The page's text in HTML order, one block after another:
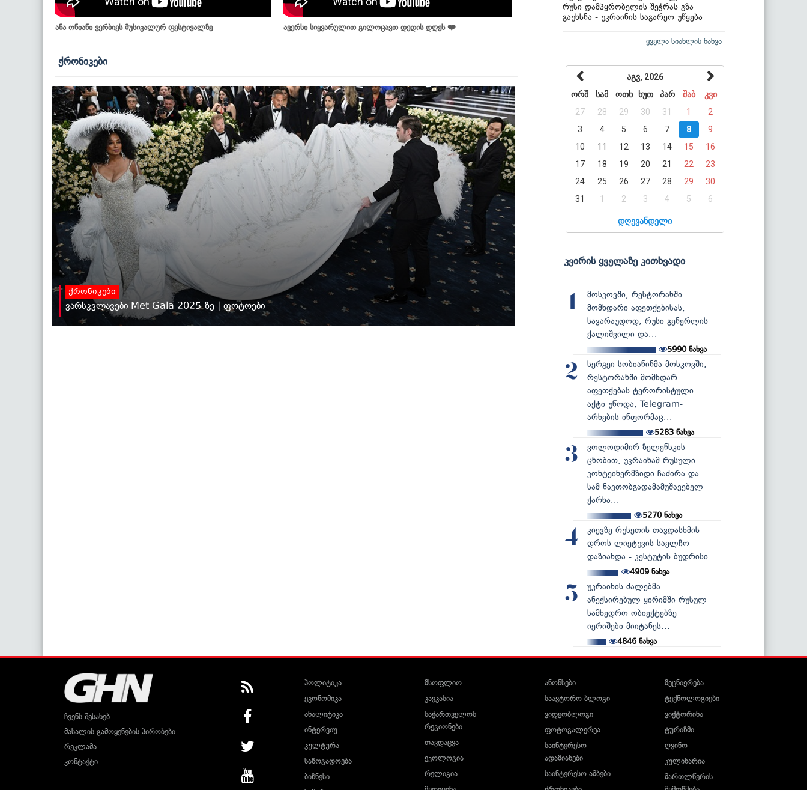
ანა ონიანი ვერბიეს მუსიკალურ ფესტივალზე ავერსი სიყვარულით გილოცავთ დედის დღეს ❤️
ქრონიკები
ქრონიკები
ვარსკვლავები Met Gala 2025-ზე | ფოტოები
რუსი დამპყრობელის შეჭრას გზა
გაუხსნა - უკრაინის საგარეო უწყება
ყველა სიახლის ნახვა
აგვ, 2026
ორშ
სამ ოთხ ხუთ პარ შაბ
კვი
27
28 29 30 31 1
2
3
4 5 6 7 8
9
10
11 12 13 14 15
16
17
18 19 20 21 22
23
24
25 26 27 28 29
30
31
1 2 3 4 5 6
დღევანდელი
კვირის ყველაზე კითხვადი
1
მოსკოვში, რესტორანში
მომხდარი აფეთქებისას,
სავარაუდოდ, რუსი გენერლის
ქალიშვილი და...
5990ნახვა
2
სერგეი სობიანინმა მოსკოვში,
რესტორანში მომხდარ
აფეთქებას ტერორისტული
აქტი უწოდა, Telegram-
არხების ინფორმაც...
5283 ნახვა
3
ვოლოდიმირ ზელენსკის
ცნობით, უკრაინამ რუსული
კონტეინერმზიდი ჩაძირა და
სამ ნავთობგადამამუშავებელ
ქარხა...
5270ნახვა
4
კიევზე რუსეთის თავდასხმის
დროს ლიეტუვის საელჩო
დაზიანდა - კესტუტის ბუდრისი
4909ნახვა
5
უკრაინის ძალებმა
ანექსირებულ ყირიმში რუსულ
სამხედრო ობიექტებზე
იერიშები მიიტანეს...
4846ნახვა
ჩვენს შესახებ
მასალის გამოყენების პირობები
რეკლამა
კონტაქტი
პოლიტიკა
ეკონომიკა
ანალიტიკა
ინტერვიუ
კულტურა
საზოგადოება
ბიზნესი
მსოფლიო
კავკასია
საქართველოს
რეგიონები
თავდაცვა
ეკოლოგია
რელიგია
ანონსები
საავტორო ბლოგი
ვიდეობლოგი
ფოტოგალერეა
საინტერესო
ადამიანები
საინტერესო ამბები
მეცნიერება
ტექნოლოგიები
ვიქტორინა
ტურიზმი
ღვინო
კულინარია
მართლწერის